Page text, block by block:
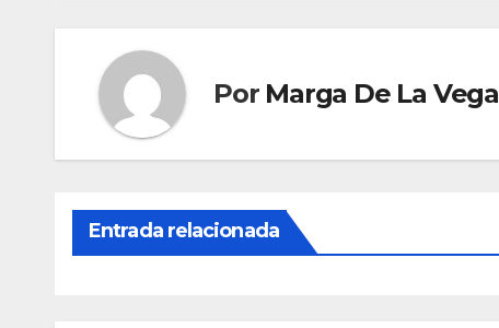
Por Marga De La Vega
Entrada relacionada